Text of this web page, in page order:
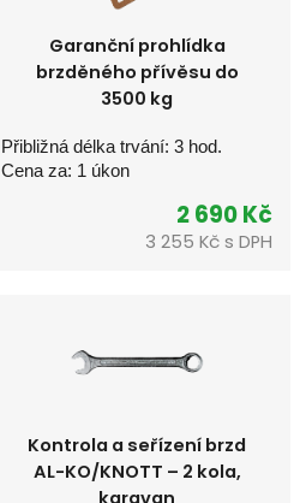
Garanční prohlídka
brzděného přívěsu do
3500 kg
Přibližná délka trvání: 3 hod.
Cena za: 1 úkon
2 690 Kč
3 255 Kč s DPH
Kontrola a seřízení brzd
AL-KO/KNOTT – 2 kola,
karavan